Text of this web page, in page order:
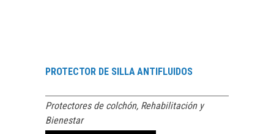
PROTECTOR DE SILLA ANTIFLUIDOS
Protectores de colchón, Rehabilitación y
Bienestar